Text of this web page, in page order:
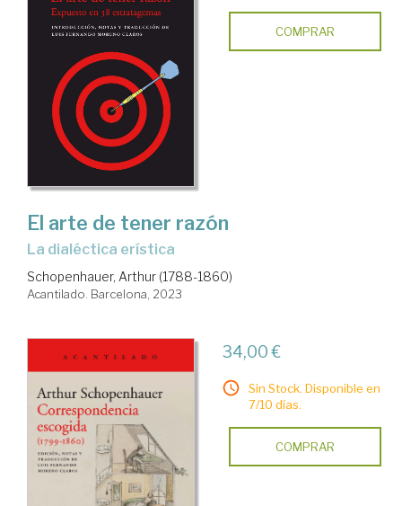
COMPRAR
El arte de tener razón
la dialéctica erística
Schopenhauer, Arthur (1788-1860)
Acantilado. Barcelona, 2023
34,00 €
Sin Stock. Disponible en
7/10 días.
COMPRAR